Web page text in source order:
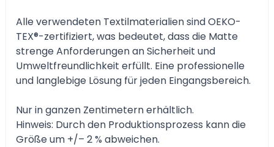
Alle verwendeten Textilmaterialien sind OEKO-
TEX®-zertifiziert, was bedeutet, dass die Matte
strenge Anforderungen an Sicherheit und
Umweltfreundlichkeit erfüllt. Eine professionelle
und langlebige Lösung für jeden Eingangsbereich.
Nur in ganzen Zentimetern erhältlich.
Hinweis: Durch den Produktionsprozess kann die
Größe um +/– 2 % abweichen.